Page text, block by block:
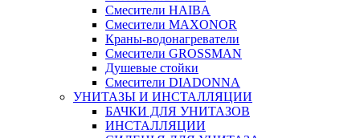
Смесители HAIBA
Смесители MAXONOR
Краны-водонагреватели
Смесители GROSSMAN
Душевые стойки
Смесители DIADONNA
УНИТАЗЫ И ИНСТАЛЛЯЦИИ
БАЧКИ ДЛЯ УНИТАЗОВ
ИНСТАЛЛЯЦИИ